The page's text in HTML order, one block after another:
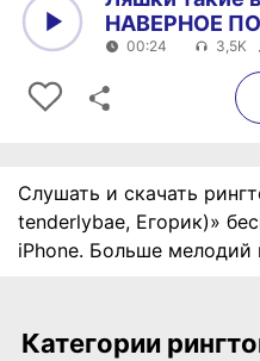
НАВЕРНОЕ
00:24 3,5K
Слушать и скачать
tenderlybae, Егорик)»
iPhone. Больше мелодий
Категории